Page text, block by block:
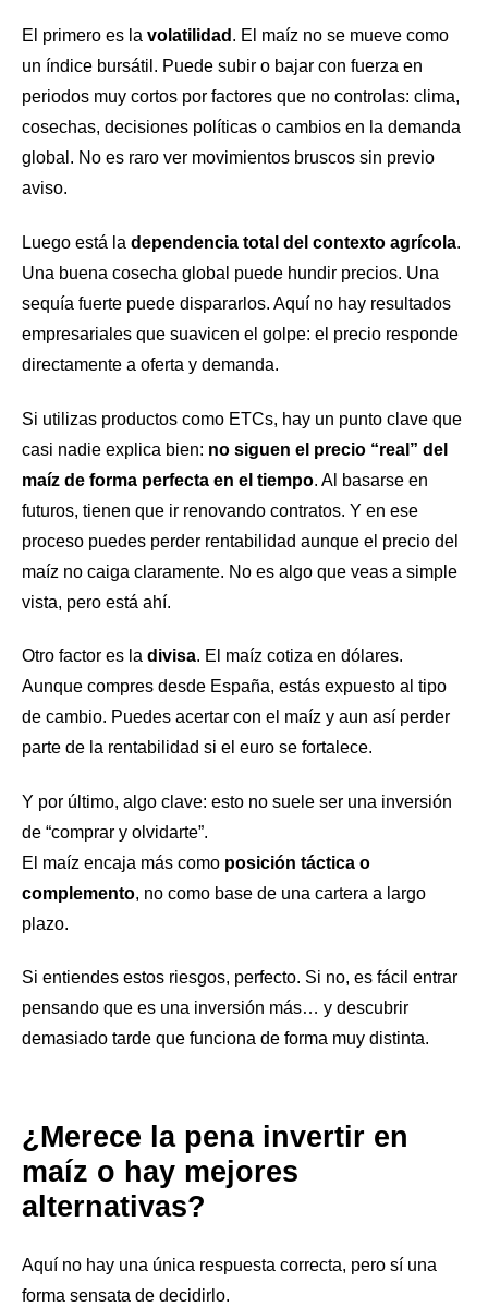
El primero es la volatilidad . El maíz no se mueve como
un índice bursátil. Puede subir o bajar con fuerza en
periodos muy cortos por factores que no controlas: clima,
cosechas, decisiones políticas o cambios en la demanda
global. No es raro ver movimientos bruscos sin previo
aviso.
Luego está la dependencia total del contexto agrícola.
Una buena cosecha global puede hundir precios. Una
sequía fuerte puede dispararlos. Aquí no hay resultados
empresariales que suavicen el golpe: el precio responde
directamente a oferta y demanda.
Si utilizas productos como ETCs, hay un punto clave que
casi nadie explica bien: no siguen el precio “real” del
maíz de forma perfecta en el tiempo. Al basarse en
futuros, tienen que ir renovando contratos. Y en ese
proceso puedes perder rentabilidad aunque el precio del
maíz no caiga claramente. No es algo que veas a simple
vista, pero está ahí.
Otro factor es la divisa. El maíz cotiza en dólares.
Aunque compres desde España, estás expuesto al tipo
de cambio. Puedes acertar con el maíz y aun así perder
parte de la rentabilidad si el euro se fortalece.
Y por último, algo clave: esto no suele ser una inversión
de “comprar y olvidarte”.
El maíz encaja más como posición táctica o
complemento, no como base de una cartera a largo
plazo.
Si entiendes estos riesgos, perfecto. Si no, es fácil entrar
pensando que es una inversión más… y descubrir
demasiado tarde que funciona de forma muy distinta.
¿Merece la pena invertir en
maíz o hay mejores
alternativas?
Aquí no hay una única respuesta correcta, pero sí una
forma sensata de decidirlo.